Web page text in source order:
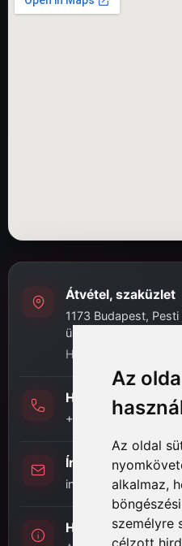
Az
Az oldal
alkalmaz,
személyre
célzott
Átvétel, szaküzlet
1173 Budapest,
üzlet
H-P: 8:00 - 16:30
Hívj minket
+36 (20) 989-7969
Írj nekünk
info@hifi-station.hu
Hifi Station Kft.